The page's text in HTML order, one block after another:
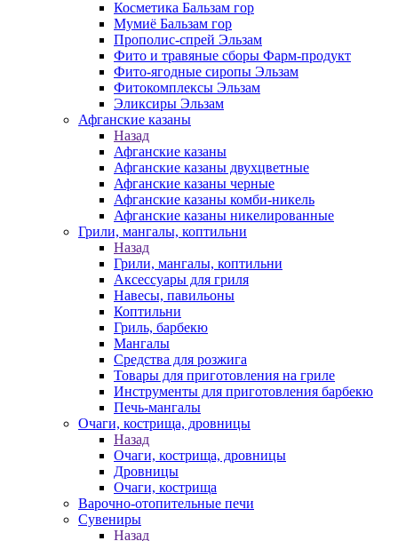
Косметика Бальзам гор
Мумиё Бальзам гор
Прополис-спрей Эльзам
Фито и травяные сборы Фарм-продукт
Фито-ягодные сиропы Эльзам
Фитокомплексы Эльзам
Эликсиры Эльзам
Афганские казаны
Назад
Афганские казаны
Афганские казаны двухцветные
Афганские казаны черные
Афганские казаны комби-никель
Афганские казаны никелированные
Грили, мангалы, коптильни
Назад
Грили, мангалы, коптильни
Аксессуары для гриля
Навесы, павильоны
Коптильни
Гриль, барбекю
Мангалы
Средства для розжига
Товары для приготовления на гриле
Инструменты для приготовления барбекю
Печь-мангалы
Очаги, кострища, дровницы
Назад
Очаги, кострища, дровницы
Дровницы
Очаги, кострища
Варочно-отопительные печи
Сувениры
Назад